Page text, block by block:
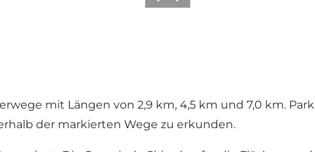
mit Längen von 2,9 km, 4,5 km und 7,0 km.
der markierten Wege zu erkunden.